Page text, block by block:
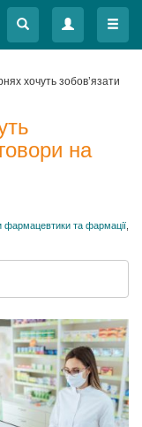
Меню
Меню
хочуть зобов’язати
на
фармацевтики та фармації